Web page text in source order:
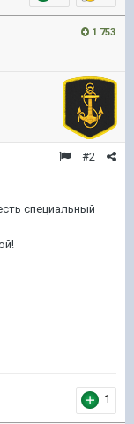
1 753
#2
специальный
1